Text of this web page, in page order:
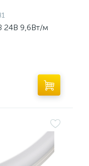
24В 9,6Вт/м